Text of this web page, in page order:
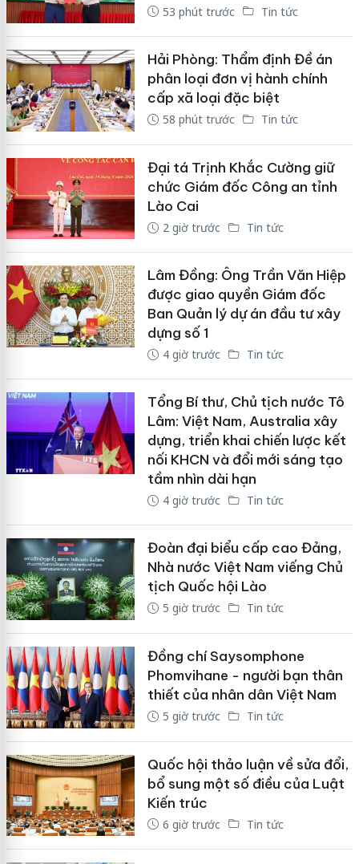
53 phút trước Tin tức
Hải Phòng: Thẩm định Đề án
phân loại đơn vị hành chính
cấp xã loại đặc biệt
58 phút trước Tin tức
Đại tá Trịnh Khắc Cường giữ
chức Giám đốc Công an tỉnh
Lào Cai
2 giờ trước Tin tức
Lâm Đồng: Ông Trần Văn Hiệp
được giao quyền Giám đốc
Ban Quản lý dự án đầu tư xây
dựng số 1
4 giờ trước Tin tức
Tổng Bí thư, Chủ tịch nước Tô
Lâm: Việt Nam, Australia xây
dựng, triển khai chiến lược kết
nối KHCN và đổi mới sáng tạo
tầm nhìn dài hạn
4 giờ trước Tin tức
Đoàn đại biểu cấp cao Đảng,
Nhà nước Việt Nam viếng Chủ
tịch Quốc hội Lào
5 giờ trước Tin tức
Đồng chí Saysomphone
Phomvihane - người bạn thân
thiết của nhân dân Việt Nam
5 giờ trước Tin tức
Quốc hội thảo luận về sửa đổi,
bổ sung một số điều của Luật
Kiến trúc
6 giờ trước Tin tức